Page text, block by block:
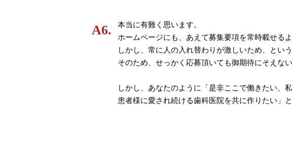
本当に有難く思います。
ホームページにも、あえて募集要項を常時載せるよ
しかし、常に人の入れ替わりが激しいため、とい
そのため、せっかく応募頂いても御期待にそえな
しかし、あなたのように「是非ここで働きたい、
患者様に愛され続ける歯科医院を共に作りたい」